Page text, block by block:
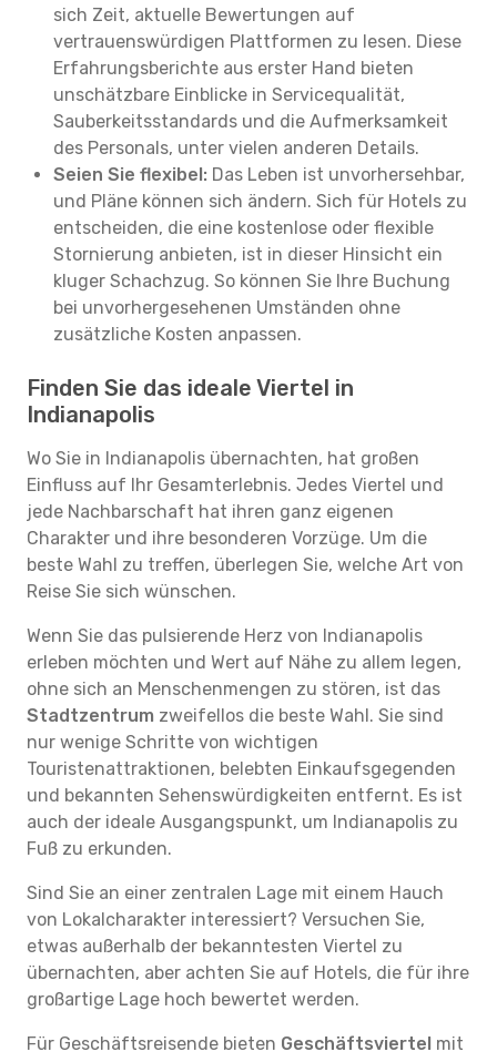
sich Zeit, aktuelle Bewertungen auf
vertrauenswürdigen Plattformen zu lesen. Diese
Erfahrungsberichte aus erster Hand bieten
unschätzbare Einblicke in Servicequalität,
Sauberkeitsstandards und die Aufmerksamkeit
des Personals, unter vielen anderen Details.
Seien Sie flexibel: Das Leben ist unvorhersehbar,
und Pläne können sich ändern. Sich für Hotels zu
entscheiden, die eine kostenlose oder flexible
Stornierung anbieten, ist in dieser Hinsicht ein
kluger Schachzug. So können Sie Ihre Buchung
bei unvorhergesehenen Umständen ohne
zusätzliche Kosten anpassen.
Finden Sie das ideale Viertel in
Indianapolis
Wo Sie in Indianapolis übernachten, hat großen
Einfluss auf Ihr Gesamterlebnis. Jedes Viertel und
jede Nachbarschaft hat ihren ganz eigenen
Charakter und ihre besonderen Vorzüge. Um die
beste Wahl zu treffen, überlegen Sie, welche Art von
Reise Sie sich wünschen.
Wenn Sie das pulsierende Herz von Indianapolis
erleben möchten und Wert auf Nähe zu allem legen,
ohne sich an Menschenmengen zu stören, ist das
Stadtzentrum zweifellos die beste Wahl. Sie sind
nur wenige Schritte von wichtigen
Touristenattraktionen, belebten Einkaufsgegenden
und bekannten Sehenswürdigkeiten entfernt. Es ist
auch der ideale Ausgangspunkt, um Indianapolis zu
Fuß zu erkunden.
Sind Sie an einer zentralen Lage mit einem Hauch
von Lokalcharakter interessiert? Versuchen Sie,
etwas außerhalb der bekanntesten Viertel zu
übernachten, aber achten Sie auf Hotels, die für ihre
großartige Lage hoch bewertet werden.
Für Geschäftsreisende bieten Geschäftsviertel mit